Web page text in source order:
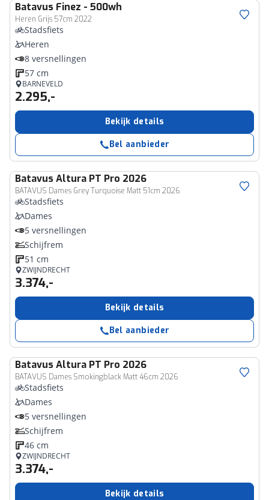
Batavus Finez - 500wh
Heren Grijs 57cm 2022
Stadsfiets
Heren
8 versnellingen
57 cm
BARNEVELD
2.295,-
Bekijk details
Bel aanbieder
Batavus Altura PT Pro 2026
BATAVUS Dames Grey Turquoise Matt 51cm 2026
Stadsfiets
Dames
5 versnellingen
Schijfrem
51 cm
ZWIJNDRECHT
3.374,-
Bekijk details
Bel aanbieder
Batavus Altura PT Pro 2026
BATAVUS Dames Smokingblack Matt 46cm 2026
Stadsfiets
Dames
5 versnellingen
Schijfrem
46 cm
ZWIJNDRECHT
3.374,-
Bekijk details